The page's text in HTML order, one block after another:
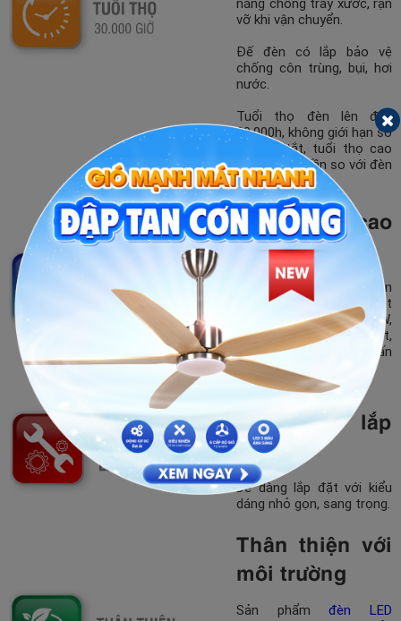
năng chống trầy xước, rạn
vỡ khi vận chuyển.
Đế đèn có lắp bảo vệ
chống côn trùng, bụi, hơi
nước.
Tuổi thọ đèn lên đến
30.000h, không giới hạn số
lần bật/tắt, tuổi thọ cao
gấp 2 đến 3 lần so với đèn
thông thường.
Chip LED cao
cấp
Đèn sử dụng chip LED Hàn
Quốc cho hiệu suất phát
quang cao ≥95 Lm/W,
chất lượng ánh sáng tốt,
cho ra hệ số trả màu ấn
tượng (CRI > 80).
Dễ dàng lắp
đặt
Dễ dàng lắp đặt với kiểu
dáng nhỏ gọn, sang trọng.
Thân thiện với
môi trường
Sản phẩmđèn LED